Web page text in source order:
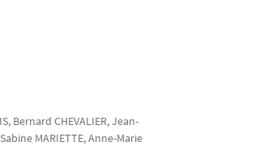
, Bernard CHEVALIER, Jean-
MARIETTE, Anne-Marie